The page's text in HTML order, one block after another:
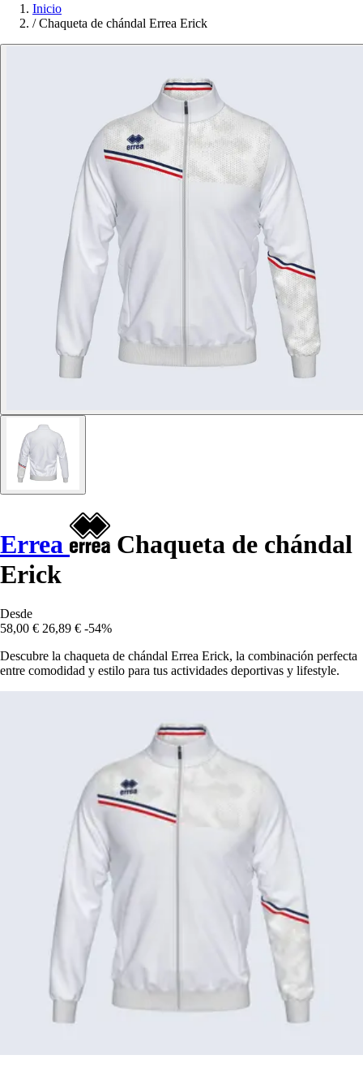
Inicio
/ Chaqueta de chándal Errea Erick
Errea
Chaqueta de chándal
Erick
Desde
58,00 € 26,89 € -54%
Descubre la chaqueta de chándal Errea Erick, la combinación perfecta
entre comodidad y estilo para tus actividades deportivas y lifestyle.